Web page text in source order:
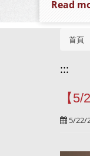
Read
首頁
:::
【
5/22/